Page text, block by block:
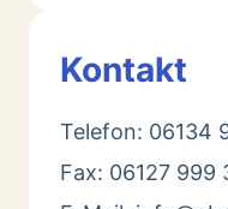
Kontakt
Telefon: 06134
Fax: 06127 999